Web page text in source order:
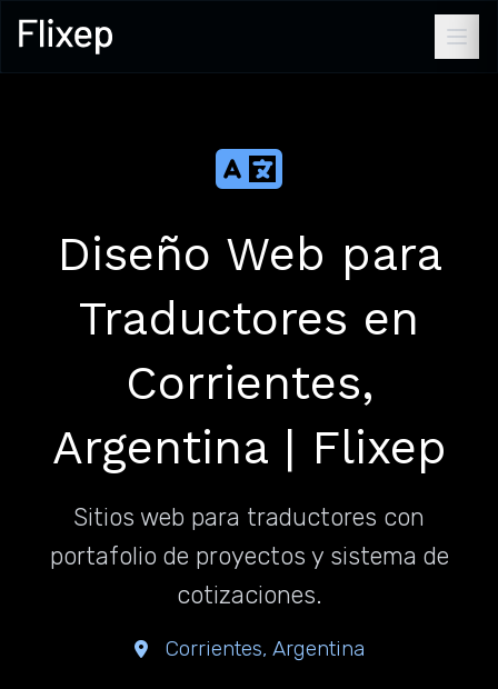
Diseño Web para
Traductores en
Corrientes,
Argentina | Flixep
Sitios web para traductores con
portafolio de proyectos y sistema de
cotizaciones.
Corrientes, Argentina